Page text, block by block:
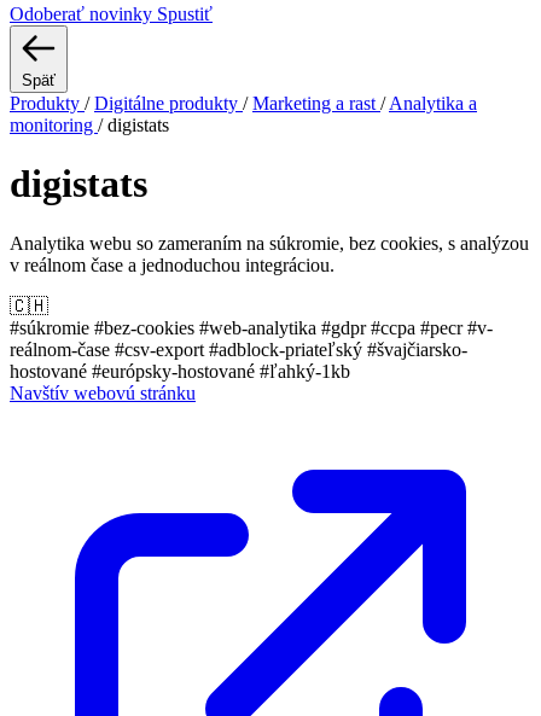
Odoberať novinky Spustiť
Späť
Produkty / Digitálne produkty / Marketing a rast / Analytika a
monitoring / digistats
digistats
Analytika webu so zameraním na súkromie, bez cookies, s analýzou
v reálnom čase a jednoduchou integráciou.
🇨🇭
#súkromie #bez-cookies #web-analytika #gdpr#ccpa #pecr#v-
reálnom-čase #csv-export #adblock-priateľský #švajčiarsko-
hostované #európsky-hostované #ľahký-1kb
Navštív webovú stránku